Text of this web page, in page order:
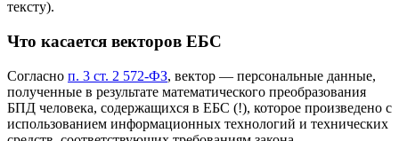
тексту).
Что касается векторов ЕБС
Согласно п. 3 ст. 2 572-ФЗ, вектор — персональные данные,
полученные в результате математического преобразования
БПД человека, содержащихся в ЕБС (!), которое произведено с
использованием информационных технологий и технических